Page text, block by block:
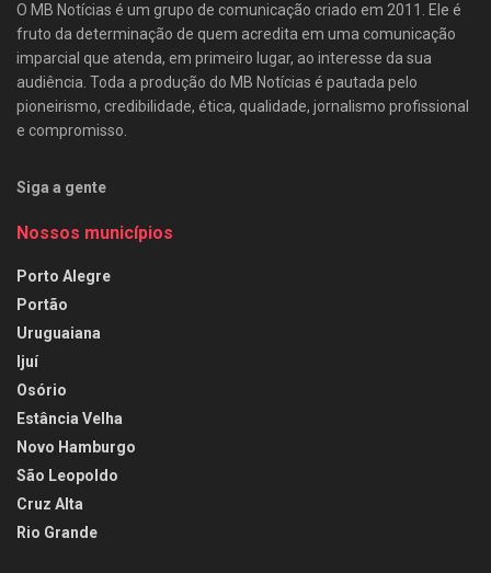
O MB Notícias é um grupo de comunicação criado em 2011. Ele é
fruto da determinação de quem acredita em uma comunicação
imparcial que atenda, em primeiro lugar, ao interesse da sua
audiência. Toda a produção do MB Notícias é pautada pelo
pioneirismo, credibilidade, ética, qualidade, jornalismo profissional
e compromisso.
Siga a gente
Nossos municípios
Porto Alegre
Portão
Uruguaiana
Ijuí
Osório
Estância Velha
Novo Hamburgo
São Leopoldo
Cruz Alta
Rio Grande